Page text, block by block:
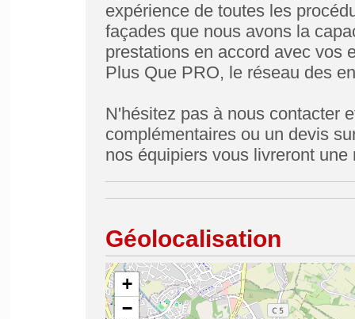
expérience de toutes les
façades que nous avons la
prestations en accord avec vos
Plus Que PRO, le réseau des
N'hésitez pas à nous contacter
complémentaires ou un devis
nos équipiers vous livreront
Géolocalisation
+
−